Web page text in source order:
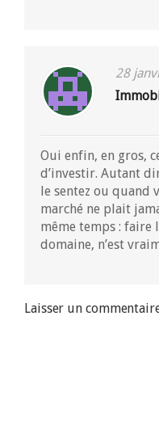
28
Oui enfin, en gros,
d’investir. Autant
le sentez ou quand
marché ne plait
même temps : faire
domaine, n’est
Laisser un